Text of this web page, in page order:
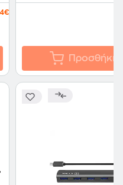
Προσθήκη